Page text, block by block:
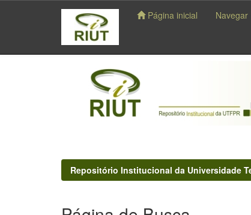
navigation
Página inicial Navegar
Repositório Institucional da Universidade